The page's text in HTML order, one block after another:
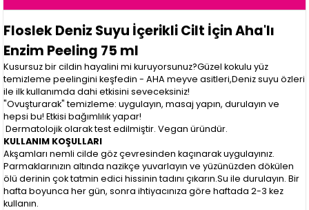
Floslek Deniz Suyu İçerikli Cilt İçin Aha'lı
Enzim Peeling 75 ml
Kusursuz bir cildin hayalini mi kuruyorsunuz?Güzel kokulu yüz
temizleme peelingini keşfedin - AHA meyve asitleri,Deniz suyu özleri
ile ilk kullanımda dahi etkisini seveceksiniz!
"Ovuşturarak" temizleme: uygulayın, masaj yapın, durulayın ve
hepsi bu! Etkisi bağımlılık yapar!
Dermatolojik olarak test edilmiştir. Vegan üründür.
KULLANIM KOŞULLARI
Akşamları nemli cilde göz çevresinden kaçınarak uygulayınız.
Parmaklarınızın altında nazikçe yuvarlayın ve yüzünüzden dökülen
ölü derinin çok tatmin edici hissinin tadını çıkarın.Su ile durulayın. Bir
hafta boyunca her gün, sonra ihtiyacınıza göre haftada 2-3 kez
kullanın.